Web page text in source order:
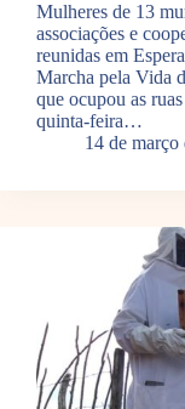
Mulheres de 13
associações e
reunidas em
Marcha pela Vida
que ocupou as
quinta-feira…
14 de março